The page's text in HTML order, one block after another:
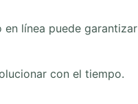
línea puede garantizar
con el tiempo.